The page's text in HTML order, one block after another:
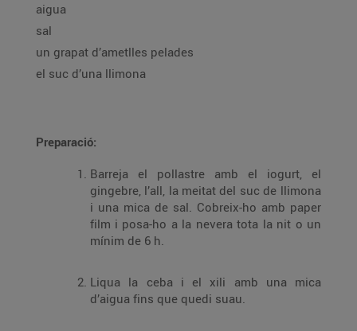
aigua
sal
un grapat d’ametlles pelades
el suc d’una llimona
Preparació:
Barreja el pollastre amb el iogurt, el
gingebre, l’all, la meitat del suc de llimona
i una mica de sal. Cobreix-ho amb paper
film i posa-ho a la nevera tota la nit o un
mínim de 6 h.
Liqua la ceba i el xili amb una mica
d’aigua fins que quedi suau.